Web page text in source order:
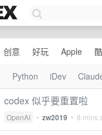
创意 好玩 Apple
Python iDev
codex 似乎要重置啦
OpenAI • zw2019 • 8 mins